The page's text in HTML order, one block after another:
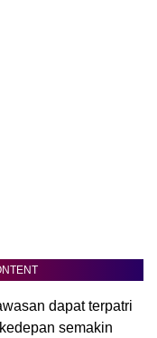
dapat terpatri
semakin